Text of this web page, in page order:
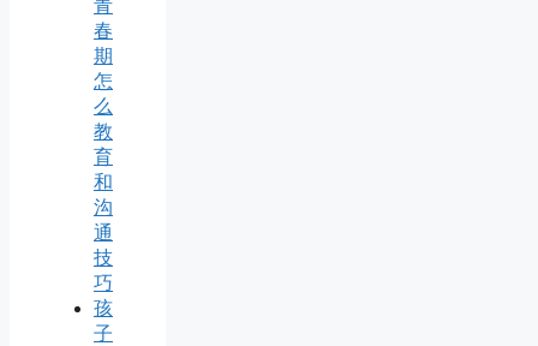
青
春
期
怎
么
教
育
和
沟
通
技
巧
孩
子